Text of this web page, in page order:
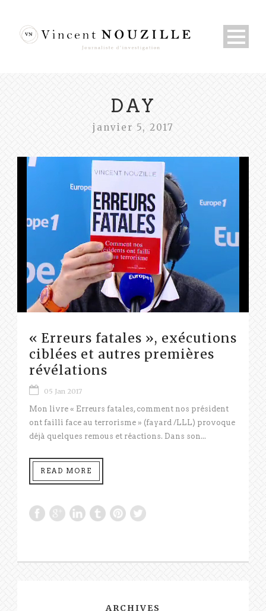
DAY
janvier 5, 2017
« Erreurs fatales », exécutions
ciblées et autres premières
révélations
05 Jan 2017
Mon livre « Erreurs fatales, comment nos président
ont failli face au terrorisme » (fayard /LLL) provoque
déjà quelques remous et réactions. Dans son...
READ MORE
ARCHIVES